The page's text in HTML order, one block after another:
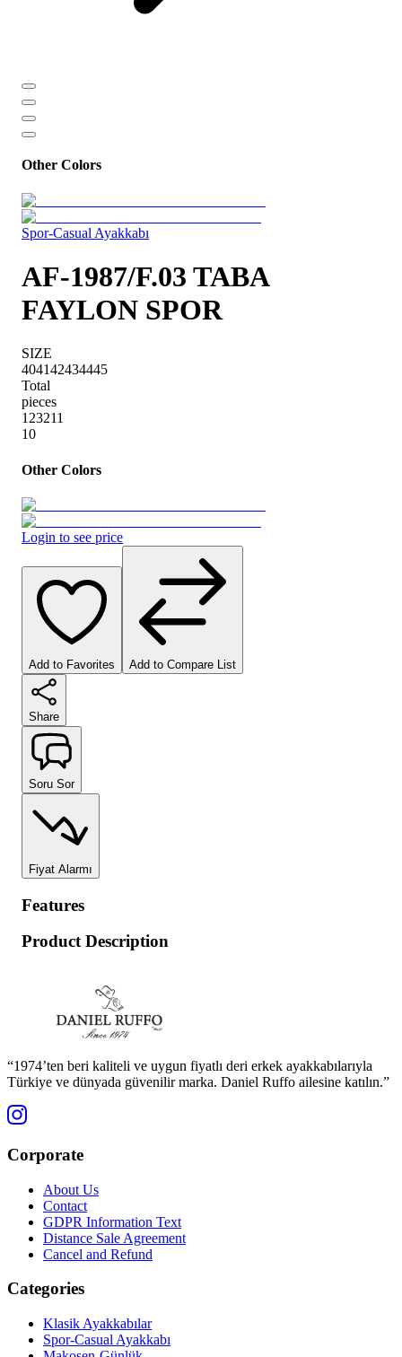
Other Colors
Spor-Casual Ayakkabı
AF-1987/F.03 TABA
FAYLON SPOR
SIZE
404142434445
Total
pieces
123211
10
Other Colors
Login to see price
Add to Favorites Add to Compare List
Share
Soru Sor
Fiyat Alarmı
Features
Product Description
“1974’ten beri kaliteli ve uygun fiyatlı deri erkek ayakkabılarıyla
Türkiye ve dünyada güvenilir marka. Daniel Ruffo ailesine katılın.”
Corporate
About Us
Contact
GDPR Information Text
Distance Sale Agreement
Cancel and Refund
Categories
Klasik Ayakkabılar
Spor-Casual Ayakkabı